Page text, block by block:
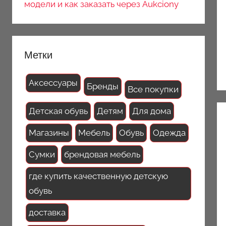
модели и как заказать через Aukciony
Метки
Аксессуары Бренды Все покупки
Детская обувь Детям Для дома
Магазины Мебель Обувь Одежда
Сумки брендовая мебель
где купить качественную детскую
обувь
доставка